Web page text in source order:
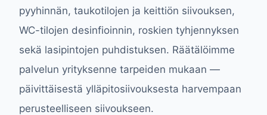
pyyhinnän, taukotilojen ja keittiön siivouksen,
WC-tilojen desinfioinnin, roskien tyhjennyksen
sekä lasipintojen puhdistuksen. Räätälöimme
palvelun yrityksenne tarpeiden mukaan —
päivittäisestä ylläpitosiivouksesta harvempaan
perusteelliseen siivoukseen.